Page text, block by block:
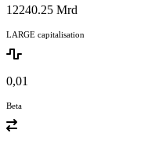
12240.25 Mrd
LARGE capitalisation
0,01
Beta